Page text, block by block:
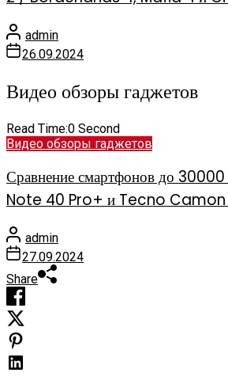
admin
26.09.2024
Видео обзоры гаджетов
Read Time:0 Second
Видео обзоры гаджетов
Сравнение смартфонов до
Note 40 Pro+ и Tecno Camon
admin
27.09.2024
Share